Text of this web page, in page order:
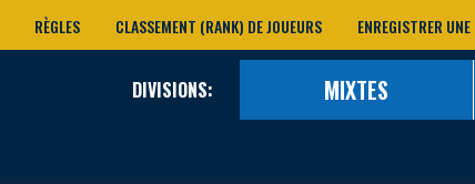
RÈGLES CLASSEMENT (RANK) DE JOUEURS ENREGISTRER
DIVISIONS: MIXTES